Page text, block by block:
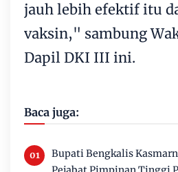
jauh lebih efektif itu
vaksin," sambung
Dapil DKI III ini.
Baca juga:
Bupati Bengkalis